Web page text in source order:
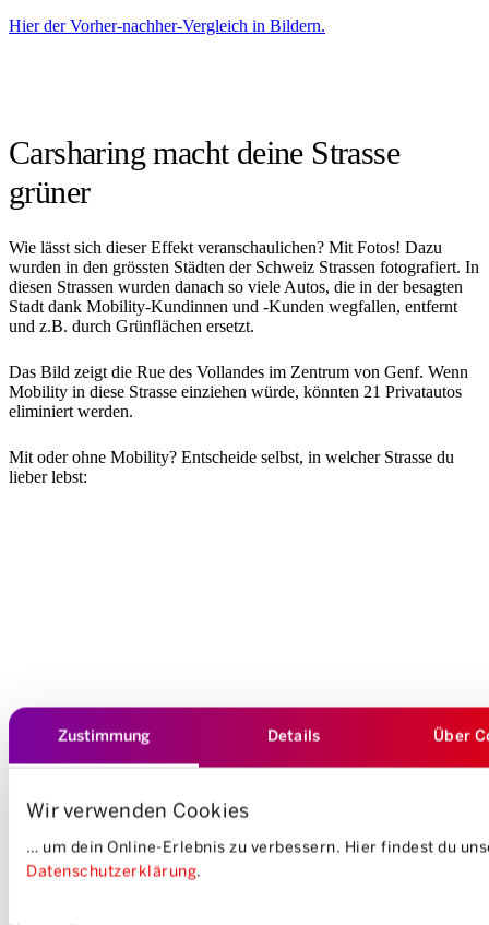
Zustimmung Details Über
Wir verwenden Cookies
… um dein Online-Erlebnis zu verbessern. Hier findest du
Datenschutzerklärung.
Hier der Vorher-nachher-Vergleich in Bildern.
Carsharing macht deine Strasse
grüner
Wie lässt sich dieser Effekt veranschaulichen? Mit Fotos! Dazu
wurden in den grössten Städten der Schweiz Strassen fotografiert. In
diesen Strassen wurden danach so viele Autos, die in der besagten
Stadt dank Mobility-Kundinnen und -Kunden wegfallen, entfernt
und z.B. durch Grünflächen ersetzt.
Das Bild zeigt die Rue des Vollandes im Zentrum von Genf. Wenn
Mobility in diese Strasse einziehen würde, könnten 21 Privatautos
eliminiert werden.
Mit oder ohne Mobility? Entscheide selbst, in welcher Strasse du
lieber lebst: